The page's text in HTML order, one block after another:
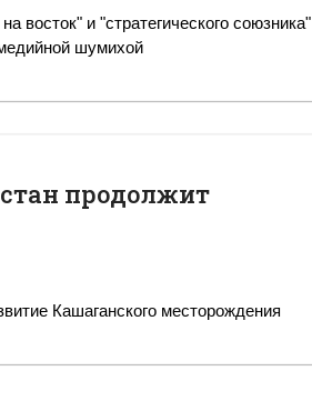
восток" и "стратегического союзника"
шумихой
продолжит
Кашаганского месторождения